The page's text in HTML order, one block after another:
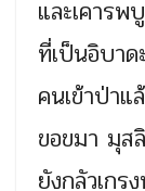
และเคารพ
ที่เป็นอิบา
คนเข้าป่าแ
ขอขมา มุส
ยังกลัวเกร